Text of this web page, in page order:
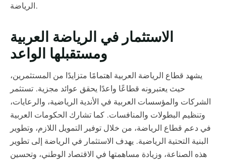
الرياضة.
الاستثمار في الرياضة العربية
ومستقبلها الواعد
يشهد قطاع الرياضة العربية اهتمامًا متزايدًا من المستثمرين،
حيث يعتبرونه قطاعًا واعدًا يحقق عوائد مجزية. تستثمر
الشركات والمؤسسات العربية في الأندية الرياضية، والرعايات،
وتنظيم البطولات والمنافسات. كما تشارك الحكومات العربية
في دعم قطاع الرياضة، من خلال توفير التمويل اللازم، وتطوير
البنية التحتية الرياضية. يهدف الاستثمار في الرياضة إلى تطوير
هذه الصناعة، وزيادة مساهمتها في الاقتصاد الوطني، وتحسين